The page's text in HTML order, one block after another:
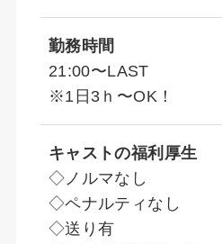
勤務時間
21:00〜LAST
※1日3ｈ〜OK！
キャストの福利厚生
◇ノルマなし
◇ペナルティなし
◇送り有